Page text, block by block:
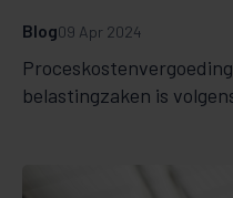
belastingzaken is
Blog09 Apr 2024